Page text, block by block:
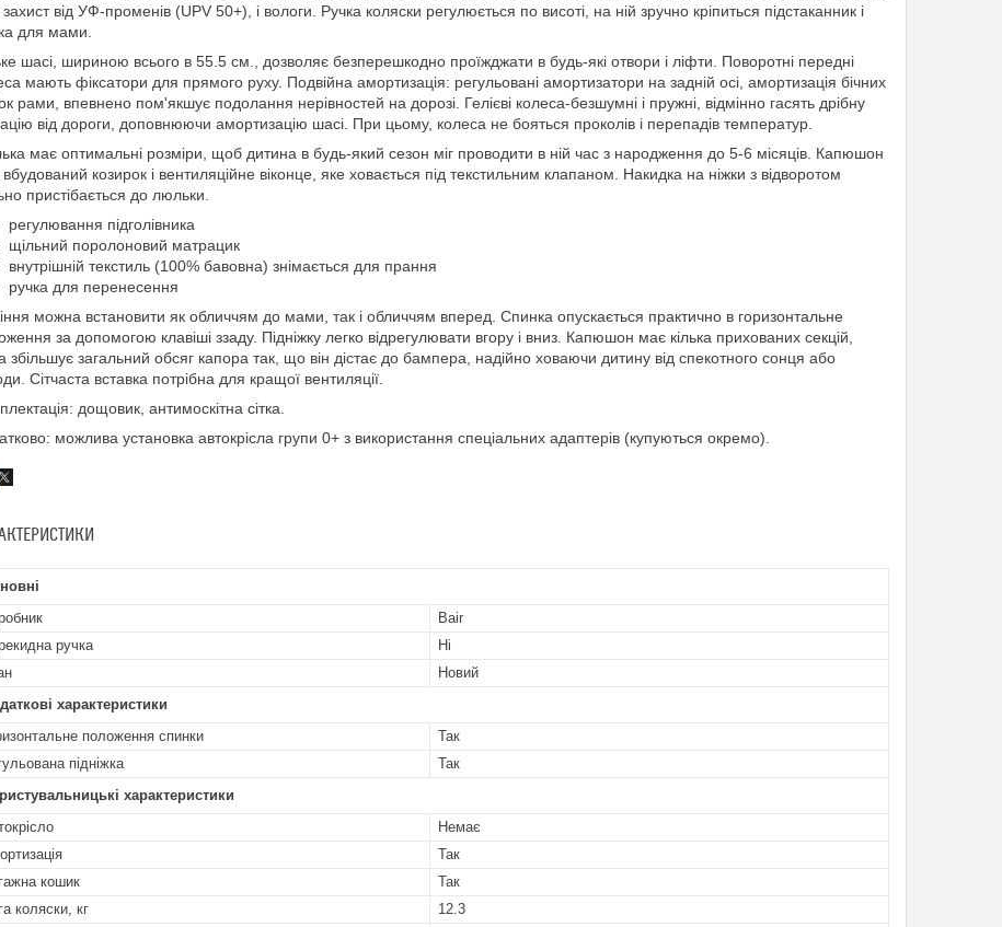
від УФ-променів (UPV 50+), і вологи. Ручка коляски регулюється по висоті, на ній зручно кріпиться підстаканник і
для мами.
шасі, шириною всього в 55.5 см., дозволяє безперешкодно проїжджати в будь-які отвори і ліфти. Поворотні передні
мають фіксатори для прямого руху. Подвійна амортизація: регульовані амортизатори на задній осі, амортизація бічних
рами, впевнено пом'якшує подолання нерівностей на дорозі. Гелієві колеса-безшумні і пружні, відмінно гасять дрібну
від дороги, доповнюючи амортизацію шасі. При цьому, колеса не бояться проколів і перепадів температур.
має оптимальні розміри, щоб дитина в будь-який сезон міг проводити в ній час з народження до 5-6 місяців. Капюшон
козирок і вентиляційне віконце, яке ховається під текстильним клапаном. Накидка на ніжки з відворотом
пристібається до люльки.
регулювання підголівника
щільний поролоновий матрацик
внутрішній текстиль (100% бавовна) знімається для прання
ручка для перенесення
можна встановити як обличчям до мами, так і обличчям вперед. Спинка опускається практично в горизонтальне
за допомогою клавіші ззаду. Підніжку легко відрегулювати вгору і вниз. Капюшон має кілька прихованих секцій,
збільшує загальний обсяг капора так, що він дістає до бампера, надійно ховаючи дитину від спекотного сонця або
Сітчаста вставка потрібна для кращої вентиляції.
дощовик, антимоскітна сітка.
можлива установка автокрісла групи 0+ з використання спеціальних адаптерів (купуються окремо).
Bair
ручка
Ні
Новий
характеристики
положення спинки
Так
підніжка
Так
характеристики
Немає
Так
кошик
Так
коляски, кг
12.3